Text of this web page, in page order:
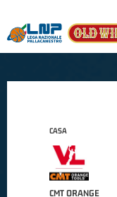
CASA
CMT ORANGE